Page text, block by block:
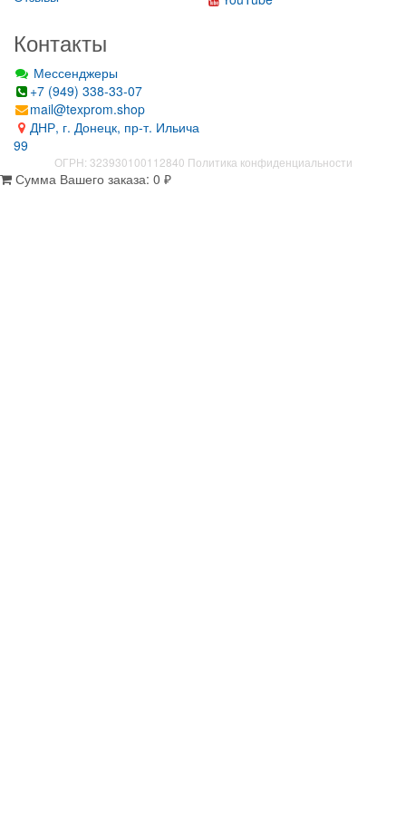
Контакты
Мессенджеры
+7 (949) 338-33-07
mail@texprom.shop
ДНР, г. Донецк, пр-т. Ильича
99
ОГРН: 323930100112840 Политика конфиденциальности
Сумма Вашего заказа: 0 ₽